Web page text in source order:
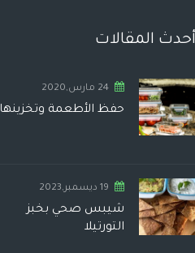
أحدث المقالات
24 مارس,2020
حفظ الأطعمة وتخزينها
19 ديسمبر,2023
شيبس صحي بخبز
التورتيلا